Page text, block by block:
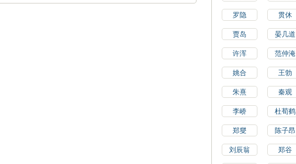
罗隐 贯休
贾岛 晏几道
许浑 范仲淹
姚合 王勃
朱熹 秦观
李峤 杜荀鹤
郑燮 陈子昂
刘辰翁 郑谷